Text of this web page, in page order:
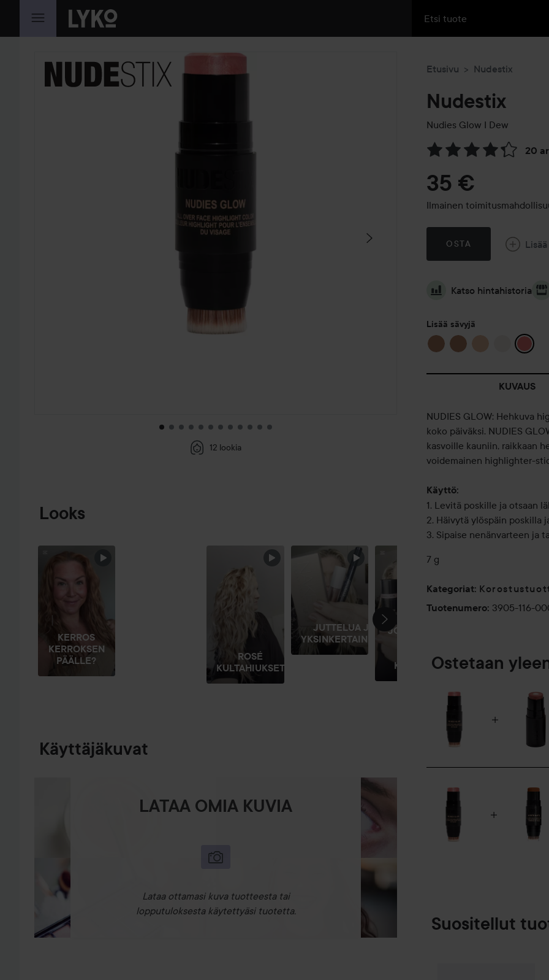
SIIRTYÄ JHK SISÄLTÖÖN
OHITA OSIO
12 lookia
Looks
OHITA OSIO
KERROS
KERROKSEN
PÄÄLLE?
ROSÉ
KULTAHIUKSET
JUTTELUA JA
YKSINKERTAINEN...
JOS MINUN
KOLME...
EILISEN JA
Käyttäjäkuvat
LATAA OMIA KUVIA
Lataa ottamasi kuva tuotteesta tai
lopputuloksesta käytettyäsi tuotetta.
Etusivu Nudestix
Nudestix
Nudies Glow I Dew
20
Siirtyä jhk Arvosana &
35 €
Ilmainen
OSTA Lisää
Katso hintahistoria
Lisää sävyjä
KUVAUS
NUDIES GLOW: Hehkuva
koko päiväksi. NUDIES
kasvoille kauniin, raikkaan
voidemainen highlighter-
Käyttö:
1. Levitä poskille ja otsaan
2. Häivytä ylöspäin poskilla
3. Sipaise nenänvarteen ja
7 g
Kategoriat:
Tuotenumero: 3905-116-
Ostetaan
Suositellut